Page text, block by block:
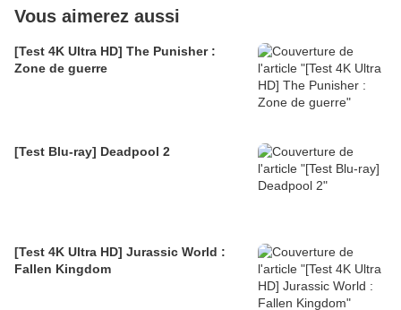
Vous aimerez aussi
[Test 4K Ultra HD] The Punisher :
Zone de guerre
[Test Blu-ray] Deadpool 2
[Test 4K Ultra HD] Jurassic World :
Fallen Kingdom